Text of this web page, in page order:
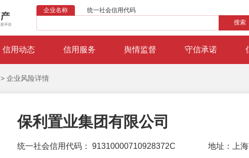
企业名称
统一社会信用代码
搜索
信用动态 信用服务 舆情监督 守信承诺
> 企业风险详情
保利置业集团有限公司
统一社会信用代码： 91310000710928372C 地址：上